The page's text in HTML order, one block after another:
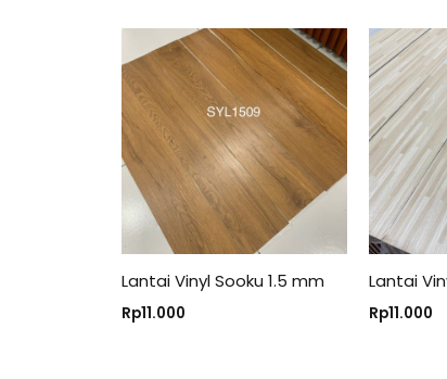
Lantai Vinyl Sooku 1.5 mm
Rp11.000
Lantai
Rp11.000